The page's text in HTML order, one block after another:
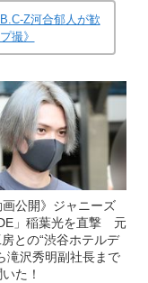
Z河合郁人が歓
撮》
画公開》ジャニーズ
」稲葉光を直撃 元
との“渋谷ホテルデ
滝沢秀明副社長まで
た！